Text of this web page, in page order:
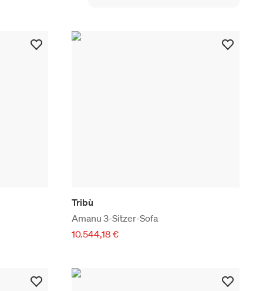
Tribù
Amanu 3-Sitzer-Sofa
10.544,18 €